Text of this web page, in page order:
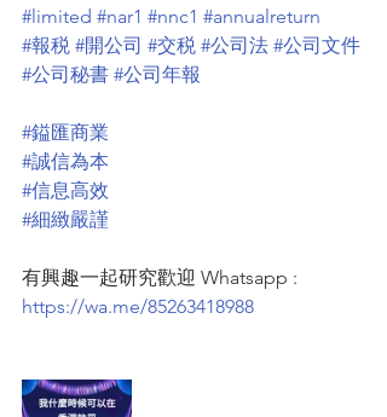
#limited #nar1 #nnc1 #annualreturn
#報税 #開公司 #交税 #公司法 #公司文件
#公司秘書 #公司年報
#鎰匯商業
#誠信為本
#信息高效
#細緻嚴謹
有興趣一起研究歡迎 Whatsapp :
https://wa.me/85263418988